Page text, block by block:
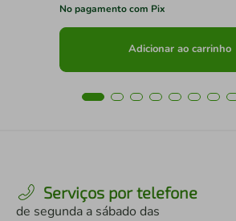
No pagamento com Pix
Adicionar ao carrinho
Serviços por telefone
de segunda a sábado das